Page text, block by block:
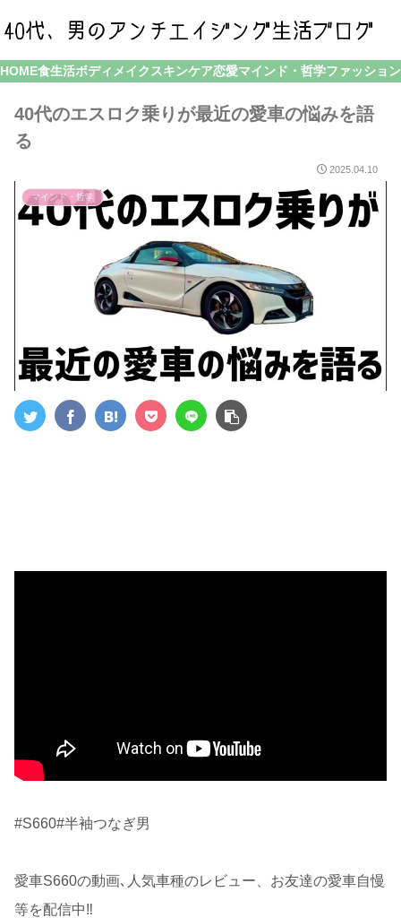
HOME食生活ボディメイク スキンケア恋愛マインド・哲学ファッション
40代のエスロク乗りが最近の愛車の悩みを語
る
2025.04.10
マインド・哲学
#S660#半袖つなぎ男
愛車S660の動画､人気車種のレビュー、お友達の愛車自慢
等を配信中‼️